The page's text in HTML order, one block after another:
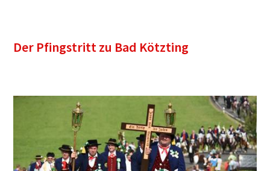
Der Pfingstritt zu Bad Kötzting